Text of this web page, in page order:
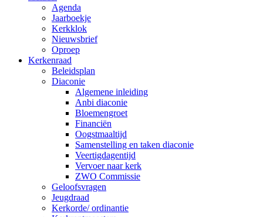
Agenda
Jaarboekje
Kerkklok
Nieuwsbrief
Oproep
Kerkenraad
Beleidsplan
Diaconie
Algemene inleiding
Anbi diaconie
Bloemengroet
Financiën
Oogstmaaltijd
Samenstelling en taken diaconie
Veertigdagentijd
Vervoer naar kerk
ZWO Commissie
Geloofsvragen
Jeugdraad
Kerkorde/ ordinantie